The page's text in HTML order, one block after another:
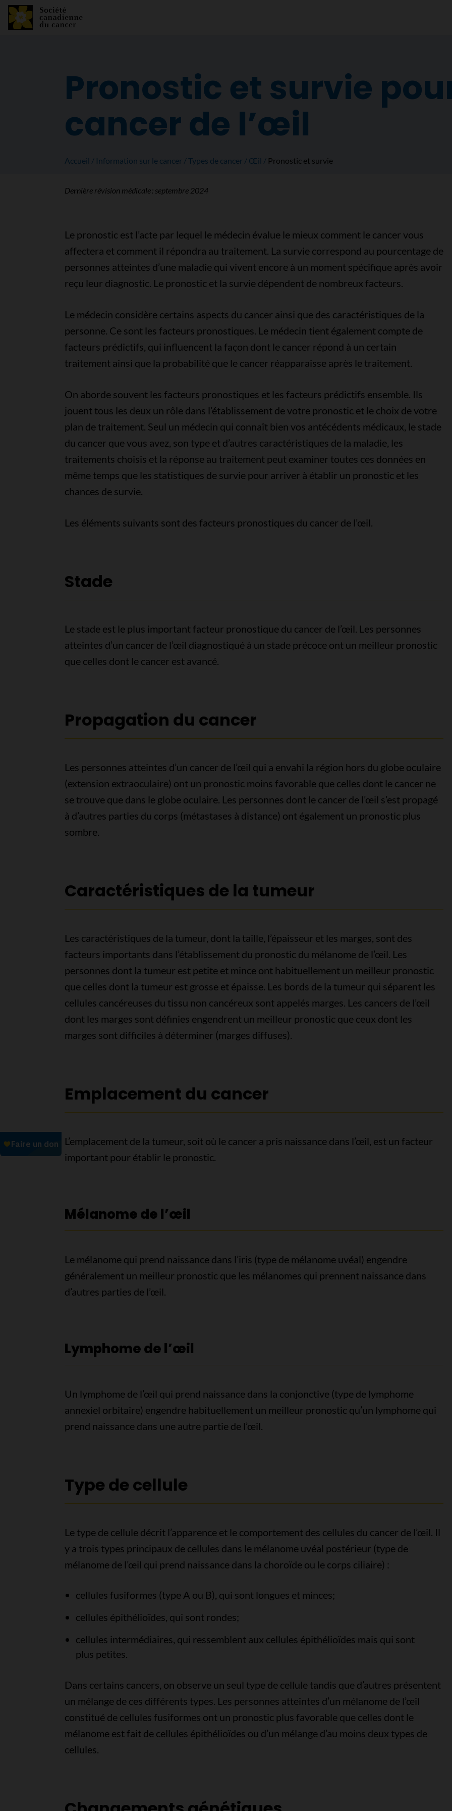
Pronostic et survie
cancer de l’œil
Accueil Information sur le cancer Types de cancer Œil Pronostic et survie
Dernière révision médicale : septembre 2024
Le pronostic est l’acte par lequel le médecin évalue le mieux comment le cancer vous
affectera et comment il répondra au traitement. La survie correspond au pourcentage de
personnes atteintes d’une maladie qui vivent encore à un moment spécifique après avoir
reçu leur diagnostic. Le pronostic et la survie dépendent de nombreux facteurs.
Le médecin considère certains aspects du cancer ainsi que des caractéristiques de la
personne. Ce sont les facteurs pronostiques. Le médecin tient également compte de
facteurs prédictifs, qui influencent la façon dont le cancer répond à un certain
traitement ainsi que la probabilité que le cancer réapparaisse après le traitement.
On aborde souvent les facteurs pronostiques et les facteurs prédictifs ensemble. Ils
jouent tous les deux un rôle dans l’établissement de votre pronostic et le choix de votre
plan de traitement. Seul un médecin qui connaît bien vos antécédents médicaux, le stade
du cancer que vous avez, son type et d’autres caractéristiques de la maladie, les
traitements choisis et la réponse au traitement peut examiner toutes ces données en
même temps que les statistiques de survie pour arriver à établir un pronostic et les
chances de survie.
Les éléments suivants sont des facteurs pronostiques du cancer de l’œil.
Stade
Le stade est le plus important facteur pronostique du cancer de l’œil. Les personnes
atteintes d’un cancer de l’œil diagnostiqué à un stade précoce ont un meilleur pronostic
que celles dont le cancer est avancé.
Propagation du cancer
Les personnes atteintes d’un cancer de l’œil qui a envahi la région hors du globe oculaire
(extension extraoculaire) ont un pronostic moins favorable que celles dont le cancer ne
se trouve que dans le globe oculaire. Les personnes dont le cancer de l’œil s’est propagé
à d’autres parties du corps (métastases à distance) ont également un pronostic plus
sombre.
Caractéristiques de la tumeur
Les caractéristiques de la tumeur, dont la taille, l’épaisseur et les marges, sont des
facteurs importants dans l’établissement du pronostic du mélanome de l’œil. Les
personnes dont la tumeur est petite et mince ont habituellement un meilleur pronostic
que celles dont la tumeur est grosse et épaisse. Les bords de la tumeur qui séparent les
cellules cancéreuses du tissu non cancéreux sont appelés marges. Les cancers de l’œil
dont les marges sont définies engendrent un meilleur pronostic que ceux dont les
marges sont difficiles à déterminer (marges diffuses).
Emplacement du cancer
L’emplacement de la tumeur, soit où le cancer a pris naissance dans l’œil, est un facteur
important pour établir le pronostic.
Mélanome de l’œil
Le mélanome qui prend naissance dans l’iris (type de mélanome uvéal) engendre
généralement un meilleur pronostic que les mélanomes qui prennent naissance dans
d’autres parties de l’œil.
Lymphome de l’œil
Un lymphome de l’œil qui prend naissance dans la conjonctive (type de lymphome
annexiel orbitaire) engendre habituellement un meilleur pronostic qu’un lymphome qui
prend naissance dans une autre partie de l’œil.
Type de cellule
Le type de cellule décrit l’apparence et le comportement des cellules du cancer de l’œil. Il
y a trois types principaux de cellules dans le mélanome uvéal postérieur (type de
mélanome de l’œil qui prend naissance dans la choroïde ou le corps ciliaire) :
cellules fusiformes (type A ou B), qui sont longues et minces;
cellules épithélioïdes, qui sont rondes;
cellules intermédiaires, qui ressemblent aux cellules épithélioïdes mais qui sont
plus petites.
Dans certains cancers, on observe un seul type de cellule tandis que d’autres présentent
un mélange de ces différents types. Les personnes atteintes d’un mélanome de l’œil
constitué de cellules fusiformes ont un pronostic plus favorable que celles dont le
mélanome est fait de cellules épithélioïdes ou d’un mélange d’au moins deux types de
cellules.